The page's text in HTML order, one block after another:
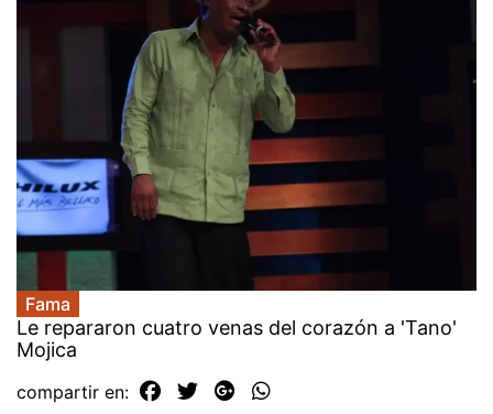
Fama
Le repararon cuatro venas del corazón a 'Tano'
Mojica
compartir en: